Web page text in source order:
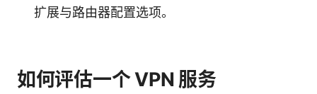
扩展与路由器配置选项。
如何评估一个 VPN 服务